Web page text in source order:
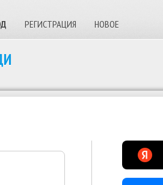
РЕГИСТРАЦИЯ НОВОЕ